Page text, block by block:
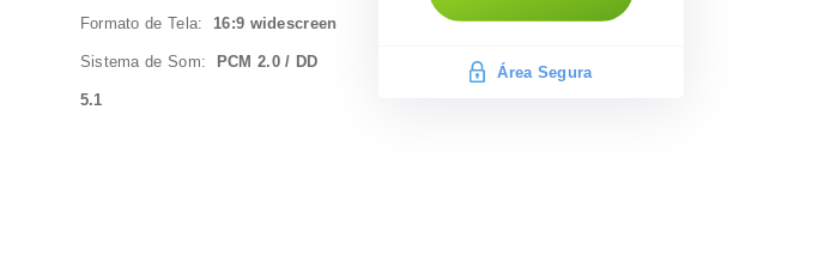
Formato de Tela:16:9 widescreen
Sistema de Som: PCM 2.0 / DD
5.1
Área Segura